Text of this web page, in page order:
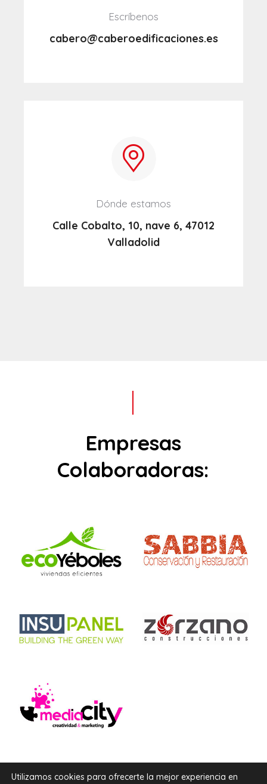
Escríbenos
cabero@caberoedificaciones.es
Dónde estamos
Calle Cobalto, 10, nave 6, 47012
Valladolid
Empresas
Colaboradoras:
Utilizamos cookies para ofrecerte la mejor experiencia en